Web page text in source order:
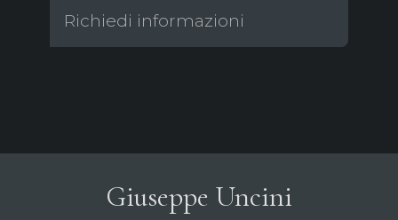
Richiedi informazioni
Giuseppe Uncini